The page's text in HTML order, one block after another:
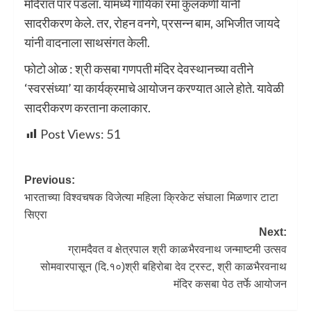
मंदिरात पार पडला. यामध्ये गायिका रमा कुलकर्णी यांनी
सादरीकरण केले. तर, रोहन वनगे, प्रसन्न बाम, अभिजीत जायदे
यांनी वादनाला साथसंगत केली.
फोटो ओळ : श्री कसबा गणपती मंदिर देवस्थानच्या वतीने
‘स्वरसंध्या’ या कार्यक्रमाचे आयोजन करण्यात आले होते. यावेळी
सादरीकरण करताना कलाकार.
Post Views: 51
Previous:
भारताच्या विश्वचषक विजेत्या महिला क्रिकेट संघाला मिळणार टाटा
सिएरा
Next:
ग्रामदैवत व क्षेत्रपाल श्री काळभैरवनाथ जन्माष्टमी उत्सव
सोमवारपासून (दि.१०)श्री बहिरोबा देव ट्रस्ट, श्री काळभैरवनाथ
मंदिर कसबा पेठ तर्फे आयोजन